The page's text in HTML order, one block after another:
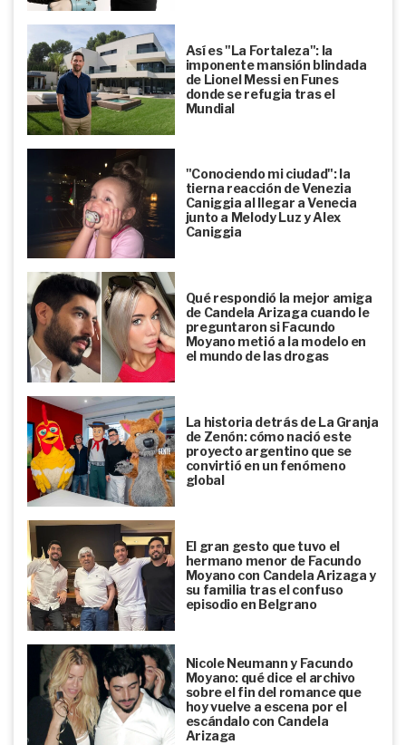
Así es "La Fortaleza": la
imponente mansión blindada
de Lionel Messi en Funes
donde se refugia tras el
Mundial
"Conociendo mi ciudad": la
tierna reacción de Venezia
Caniggia al llegar a Venecia
junto a Melody Luz y Alex
Caniggia
Qué respondió la mejor amiga
de Candela Arizaga cuando le
preguntaron si Facundo
Moyano metió a la modelo en
el mundo de las drogas
La historia detrás de La Granja
de Zenón: cómo nació este
proyecto argentino que se
convirtió en un fenómeno
global
El gran gesto que tuvo el
hermano menor de Facundo
Moyano con Candela Arizaga y
su familia tras el confuso
episodio en Belgrano
Nicole Neumann y Facundo
Moyano: qué dice el archivo
sobre el fin del romance que
hoy vuelve a escena por el
escándalo con Candela
Arizaga